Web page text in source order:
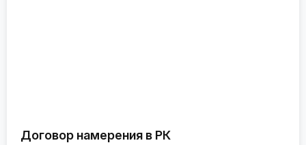
Договор намерения в РК